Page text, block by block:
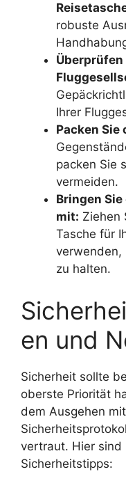
robuste
Ihrer
Packen Sie
packen Sie
vermeiden.
Bringen
mit: Ziehen
Tasche für
verwenden,
zu halten.
en und
Sicherheit sollte
oberste Priorität
dem Ausgehen
vertraut. Hier sind
Sicherheitstipps: